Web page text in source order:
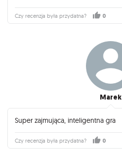
Czy recenzja była przydatna? 0
Marek
Super zajmująca, inteligentna gra
Czy recenzja była przydatna? 0